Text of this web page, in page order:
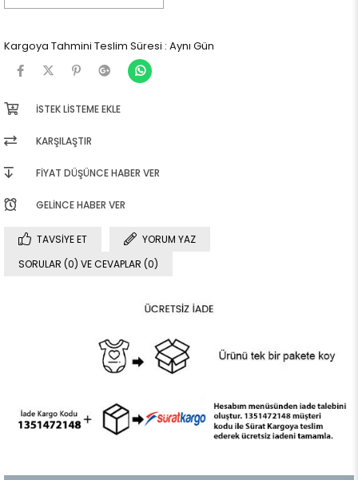
Kargoya Tahmini Teslim Süresi : Aynı Gün
İSTEK LISTEME EKLE
KARŞILAŞTIR
FIYAT DÜŞÜNCE HABER VER
GELINCE HABER VER
TAVSIYE ET
YORUM YAZ
SORULAR (0) VE CEVAPLAR (0)